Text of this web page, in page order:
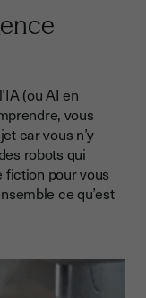
(ou AI en
vous
car vous n’y
robots qui
pour vous
ce qu’est